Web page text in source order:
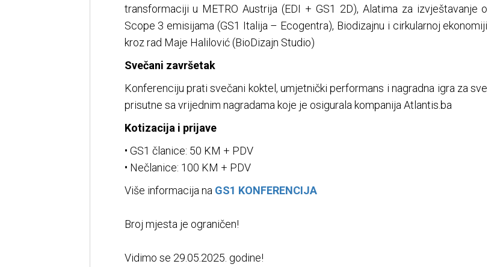
transformaciji u METRO Austrija (EDI + GS1 2D), Alatima za izvještavanje o
Scope 3 emisijama (GS1 Italija – Ecogentra), Biodizajnu i cirkularnoj ekonomiji
kroz rad Maje Halilović (BioDizajn Studio)
Svečani završetak
Konferenciju prati svečani koktel, umjetnički performans i nagradna igra za sve
prisutne sa vrijednim nagradama koje je osigurala kompanija Atlantis.ba
Kotizacija i prijave
• GS1 članice: 50 KM + PDV
• Nečlanice: 100 KM + PDV
Više informacija na GS1 KONFERENCIJA
Broj mjesta je ograničen!
Vidimo se 29.05.2025. godine!